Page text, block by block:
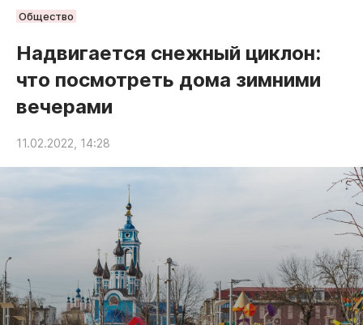
РУБРИКИ
Новости компаний
Статьи
Народные новости
Авто и транспорт
Благоустройство
Криминал
Недвижимость и ЖКХ
Образование
Общество
Погода
Общество
Надвигается снежный циклон:
что посмотреть дома зимними
вечерами
11.02.2022, 14:28